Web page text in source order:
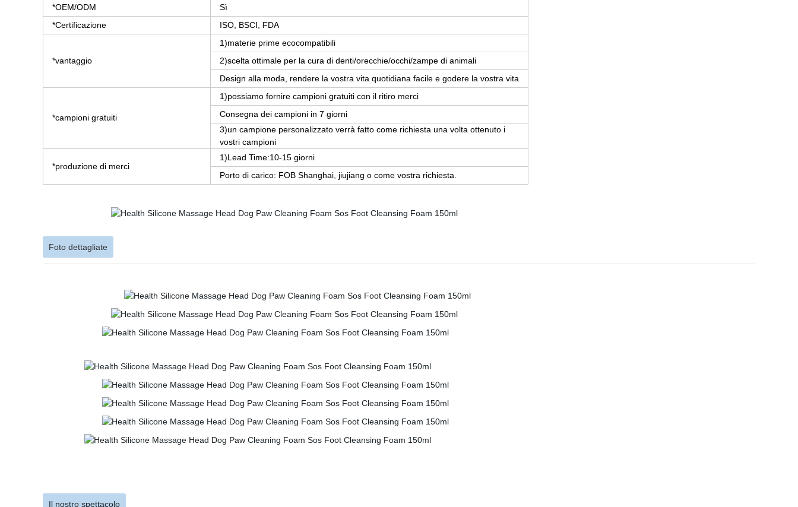
*OEM/ODM
Sì
*Certificazione
ISO, BSCI, FDA
*vantaggio
1)materie prime ecocompatibili
2)scelta ottimale per la cura di denti/orecchie/occhi/zampe di animali
Design alla moda, rendere la vostra vita quotidiana facile e godere la vostra vita
*campioni gratuiti
1)possiamo fornire campioni gratuiti con il ritiro merci
Consegna dei campioni in 7 giorni
3)un campione personalizzato verrà fatto come richiesta una volta ottenuto i
vostri campioni
*produzione di merci
1)Lead Time:10-15 giorni
Porto di carico: FOB Shanghai, jiujiang o come vostra richiesta.
Foto dettagliate
Il nostro spettacolo